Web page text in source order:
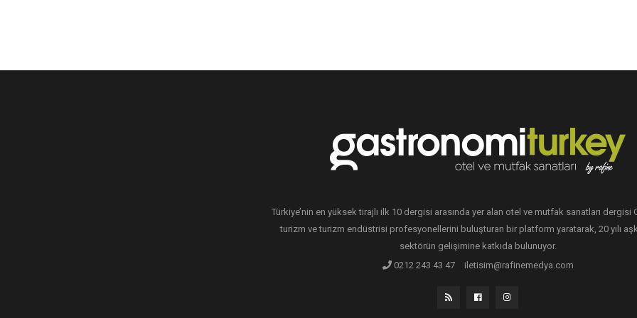
Türkiye’nin en yüksek tirajlı ilk 10 dergisi arasında yer alan otel ve mutfak sanatları dergisi
turizm ve turizm endüstrisi profesyonellerini buluşturan bir platform yaratarak, 20 yılı
sektörün gelişimine katkıda bulunuyor.
0212 243 43 47
iletisim@rafinemedya.com